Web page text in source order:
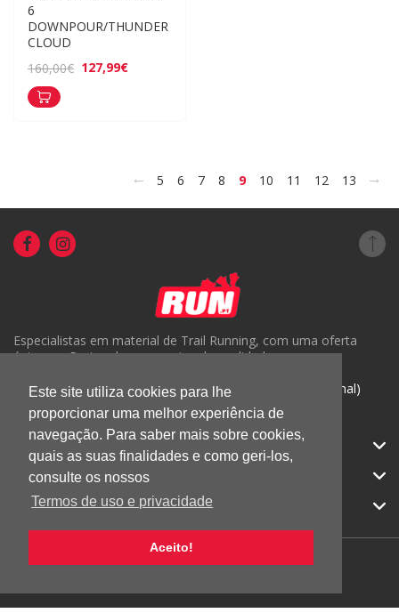
Este site utiliza cookies para lhe
proporcionar uma melhor experiência de
navegação. Para saber mais sobre cookies,
quais as suas finalidades e como geri-los,
consulte os nossos
Termos de uso e privacidade
Aceito!
6
DOWNPOUR/THUNDER
CLOUD
160,00€ 127,99€
< 5 6 7 8 9 10 11 12 13 >
Especialistas em material de Trail Running, com uma oferta
única em Portugal e um serviço de qualidade.
( +351) 918816191 (Chamada para rede móvel nacional)
geral@run.pt
RUN.PT
CATEGORIAS
APOIO AO CLIENTE
© 2026 RUN |Todos os direitos reservados.